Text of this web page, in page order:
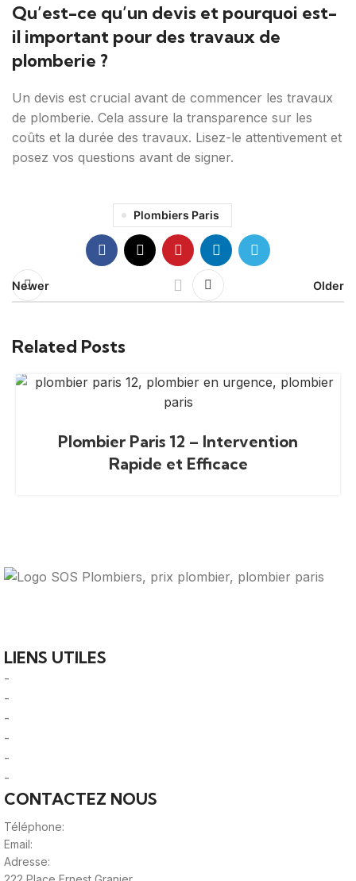
Qu’est-ce qu’un devis et pourquoi est-
il important pour des travaux de
plomberie ?
Un devis est crucial avant de commencer les travaux
de plomberie. Cela assure la transparence sur les
coûts et la durée des travaux. Lisez-le attentivement et
posez vos questions avant de signer.
Plombiers Paris
Newer Older
Related Posts
Plombier Paris 12 – Intervention
Rapide et Efficace
LIENS UTILES
-
-
-
-
-
-
CONTACTEZ NOUS
Téléphone:
Email:
Adresse: